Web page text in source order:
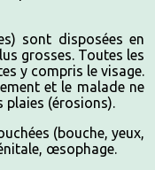
sont disposées en
grosses. Toutes les
y compris le visage.
et le malade ne
plaies (érosions).
(bouche, yeux,
œsophage.